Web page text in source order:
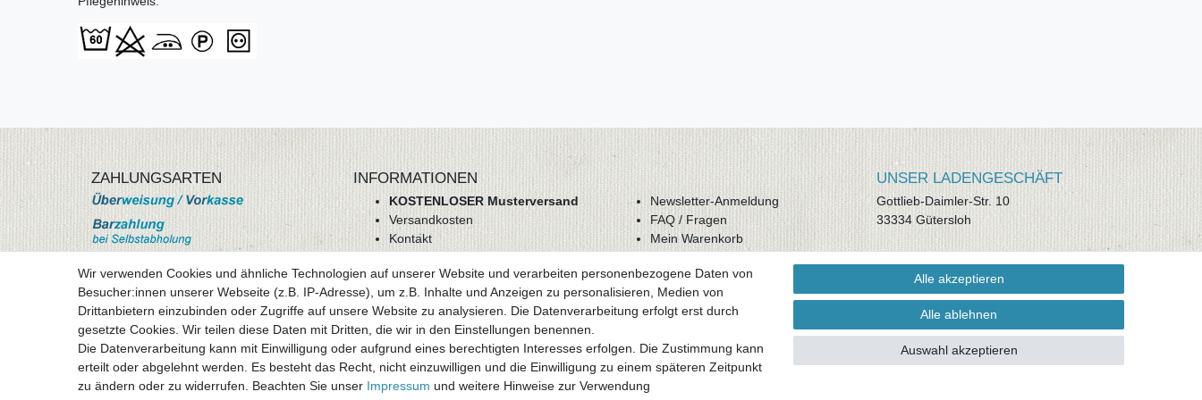
ZAHLUNGSARTEN
mehr Informationen
Besuchen sie uns auf
INFORMATIONEN
KOSTENLOSER Musterversand
Versandkosten
Kontakt
AGB
Datenschutz
Impressum
Vertrag widerrufen
Newsletter-Anmeldung
FAQ / Fragen
Mein Warenkorb
Mein Konto
UNSER LADENGESCHÄFT
Gottlieb-Daimler-Str. 10
33334 Gütersloh
ÖFFNUNGSZEITEN
Montag - Dienstag: 8.00 - 18.00 Uhr,
Mittwoch Ruhetag, Donnerstag: 8.00 -
18.00 Uhr, Freitag 8.00 - 14.00 Uhr
KUNDENSERVICE
Wir verwenden Cookies und ähnliche Technologien auf unserer Website und verarbeiten personenbezogene Daten von
Besucher:innen unserer Webseite (z.B. IP-Adresse), um z.B. Inhalte und Anzeigen zu personalisieren, Medien von
Drittanbietern einzubinden oder Zugriffe auf unsere Website zu analysieren. Die Datenverarbeitung erfolgt erst durch
gesetzte Cookies. Wir teilen diese Daten mit Dritten, die wir in den Einstellungen benennen.
Die Datenverarbeitung kann mit Einwilligung oder aufgrund eines berechtigten Interesses erfolgen. Die Zustimmung kann
erteilt oder abgelehnt werden. Es besteht das Recht, nicht einzuwilligen und die Einwilligung zu einem späteren Zeitpunkt
zu ändern oder zu widerrufen. Beachten Sie unser Impressum und weitere Hinweise zur Verwendung
Alle akzeptieren
Alle ablehnen
Auswahl akzeptieren